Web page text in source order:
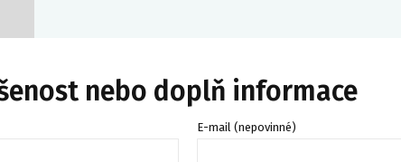
nebo doplň informace
E-mail (nepovinné)